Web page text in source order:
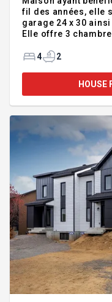
fil des années, elle
garage 24 x 30
Elle offre 3
grâce aux espaces
souhaitant profiter
Saint-Ferréol-les-
propriété offrant
Addendum:
4 2
HOUSE